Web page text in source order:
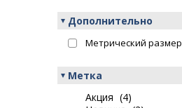
Дополнительно
Метрический размер
Метка
Акция (4)